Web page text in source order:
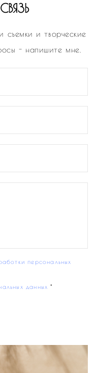
съемки и творческие
- напишите мне.
персональных
данных *